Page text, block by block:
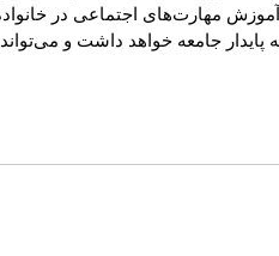
مهارت‌های اجتماعی در
جامعه خواهد داشت و